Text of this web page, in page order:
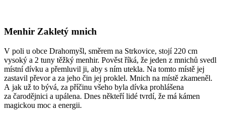
Menhir Zakletý mnich
V poli u obce Drahomyšl, směrem na Strkovice, stojí 220 cm
vysoký a 2 tuny těžký menhir. Pověst říká, že jeden z mnichů svedl
místní dívku a přemluvil ji, aby s ním utekla. Na tomto místě jej
zastavil převor a za jeho čin jej proklel. Mnich na místě zkameněl.
A jak už to bývá, za příčinu všeho byla dívka prohlášena
za čarodějnici a upálena. Dnes někteří lidé tvrdí, že má kámen
magickou moc a energii.